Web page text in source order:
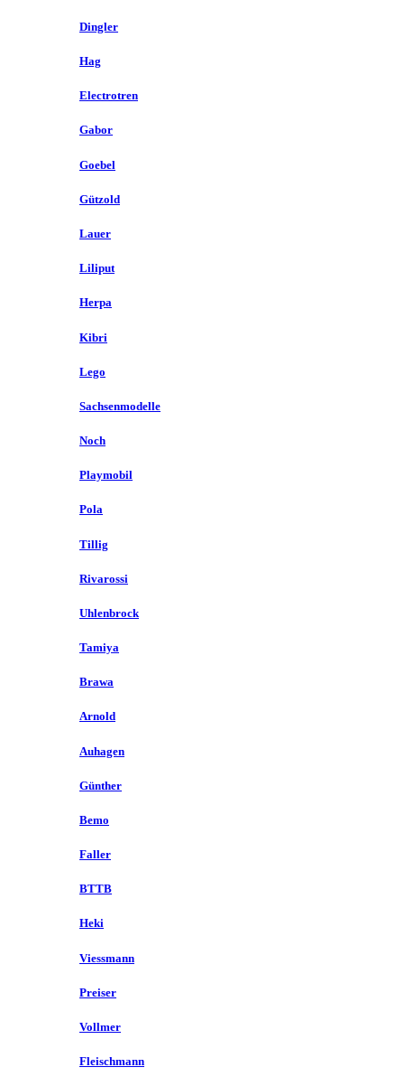
Dingler
Hag
Electrotren
Gabor
Goebel
Gützold
Lauer
Liliput
Herpa
Kibri
Lego
Sachsenmodelle
Noch
Playmobil
Pola
Tillig
Rivarossi
Uhlenbrock
Tamiya
Brawa
Arnold
Auhagen
Günther
Bemo
Faller
BTTB
Heki
Viessmann
Preiser
Vollmer
Fleischmann